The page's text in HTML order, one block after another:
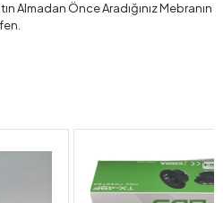
Almadan Önce Aradığınız Mebranın